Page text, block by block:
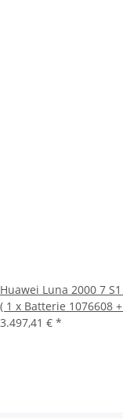
Huawei Luna 2000 7
( 1 x Batterie 1076608
3.497,41 € *